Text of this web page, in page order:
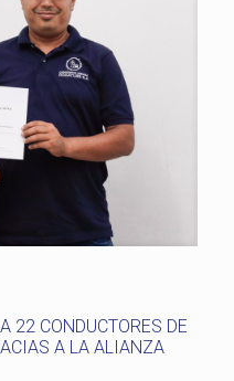
22 CONDUCTORES DE
A LA ALIANZA